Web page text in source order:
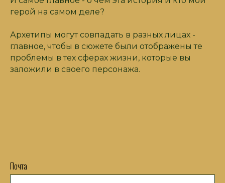
герой на самом деле?
Архетипы могут совпадать в разных лицах -
главное, чтобы в сюжете были отображены те
проблемы в тех сферах жизни, которые вы
заложили в своего персонажа.
Почта
ИП Корнилова Екатерина Глебовна
ИНН: 526213931347, ОГРНИП: 320527500097840